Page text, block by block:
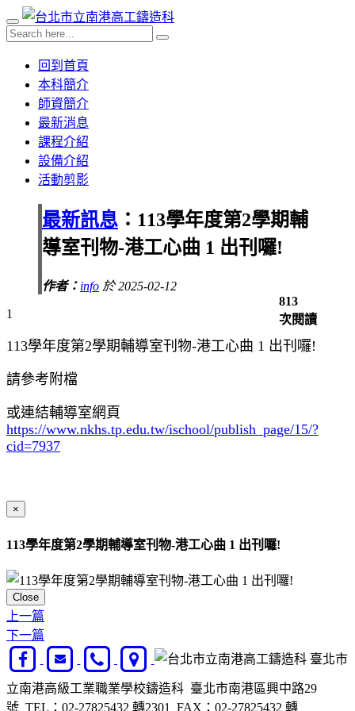
回到首頁
本科簡介
師資簡介
最新消息
課程介紹
設備介紹
活動剪影
最新訊息 ：113學年度第2學期輔
導室刊物-港工心曲 1 出刊囉!
作者： info 於 2025-02-12
813
次閱讀
1
113學年度第2學期輔導室刊物-港工心曲 1 出刊囉!
請參考附檔
或連結輔導室網頁
https://www.nkhs.tp.edu.tw/ischool/publish_page/15/?
cid=7937
×
113學年度第2學期輔導室刊物-港工心曲 1 出刊囉!
Close
上一篇
下一篇
臺北市
立南港高級工業職業學校鑄造科 臺北市南港區興中路29
號 TEL：02-27825432 轉2301 FAX：02-27825432 轉